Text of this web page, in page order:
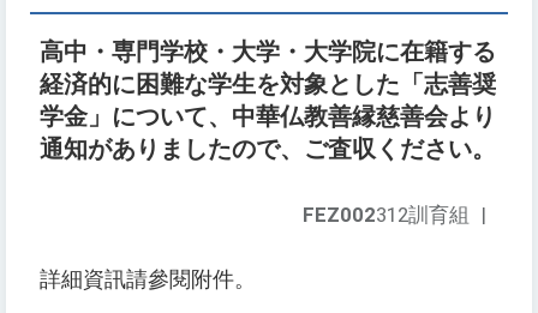
高中・専門学校・大学・大学院に在籍する
経済的に困難な学生を対象とした「志善奨
学金」について、中華仏教善縁慈善会より
通知がありましたので、ご査収ください。
FEZ002312訓育組 |
詳細資訊請參閱附件。